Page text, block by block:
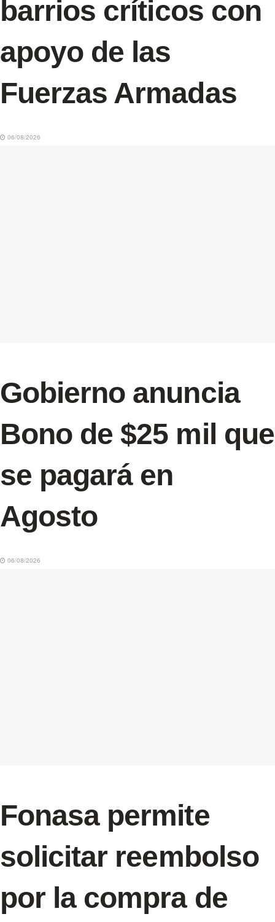
barrios críticos con
apoyo de las
Fuerzas Armadas
06/08/2026
Gobierno anuncia
Bono de $25 mil que
se pagará en
Agosto
06/08/2026
Fonasa permite
solicitar reembolso
por la compra de